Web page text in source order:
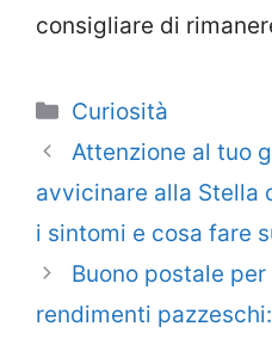
consigliare di
Categorie
Curiosità
Attenzione al tuo
avvicinare alla Stella
i sintomi e cosa fare
Buono postale
rendimenti